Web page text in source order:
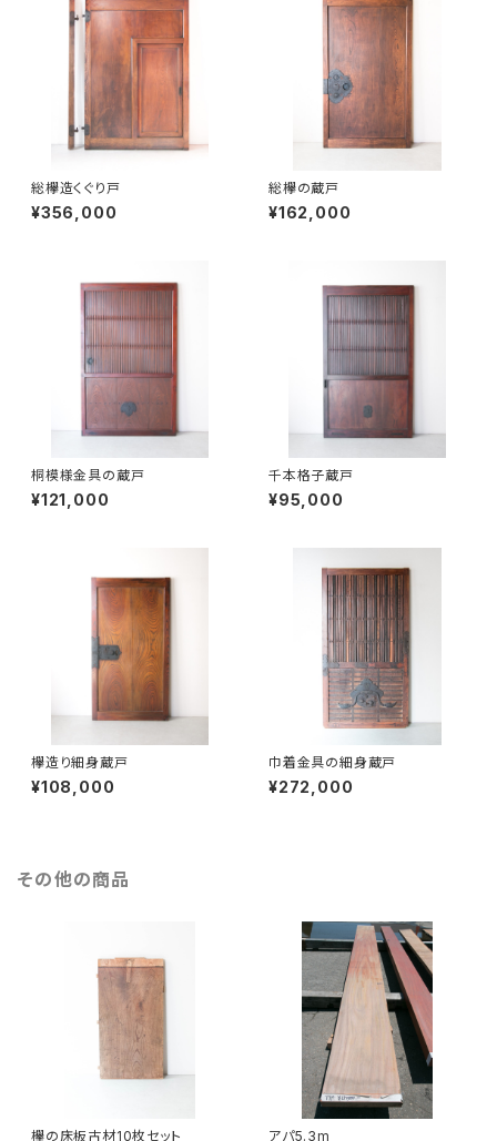
総欅造くぐり戸
¥356,000
総欅の蔵戸
¥162,000
桐模様金具の蔵戸
¥121,000
千本格子蔵戸
¥95,000
欅造り細身蔵戸
¥108,000
巾着金具の細身蔵戸
¥272,000
その他の商品
欅の床板古材10枚セット アパ5.3m